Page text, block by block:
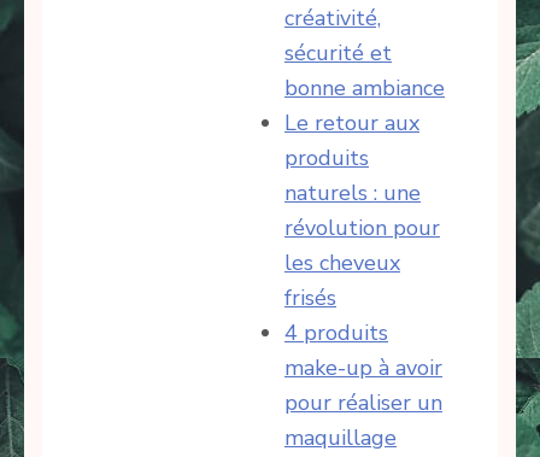
créativité,
sécurité et
bonne ambiance
Le retour aux
produits
naturels : une
révolution pour
les cheveux
frisés
4 produits
make-up à avoir
pour réaliser un
maquillage